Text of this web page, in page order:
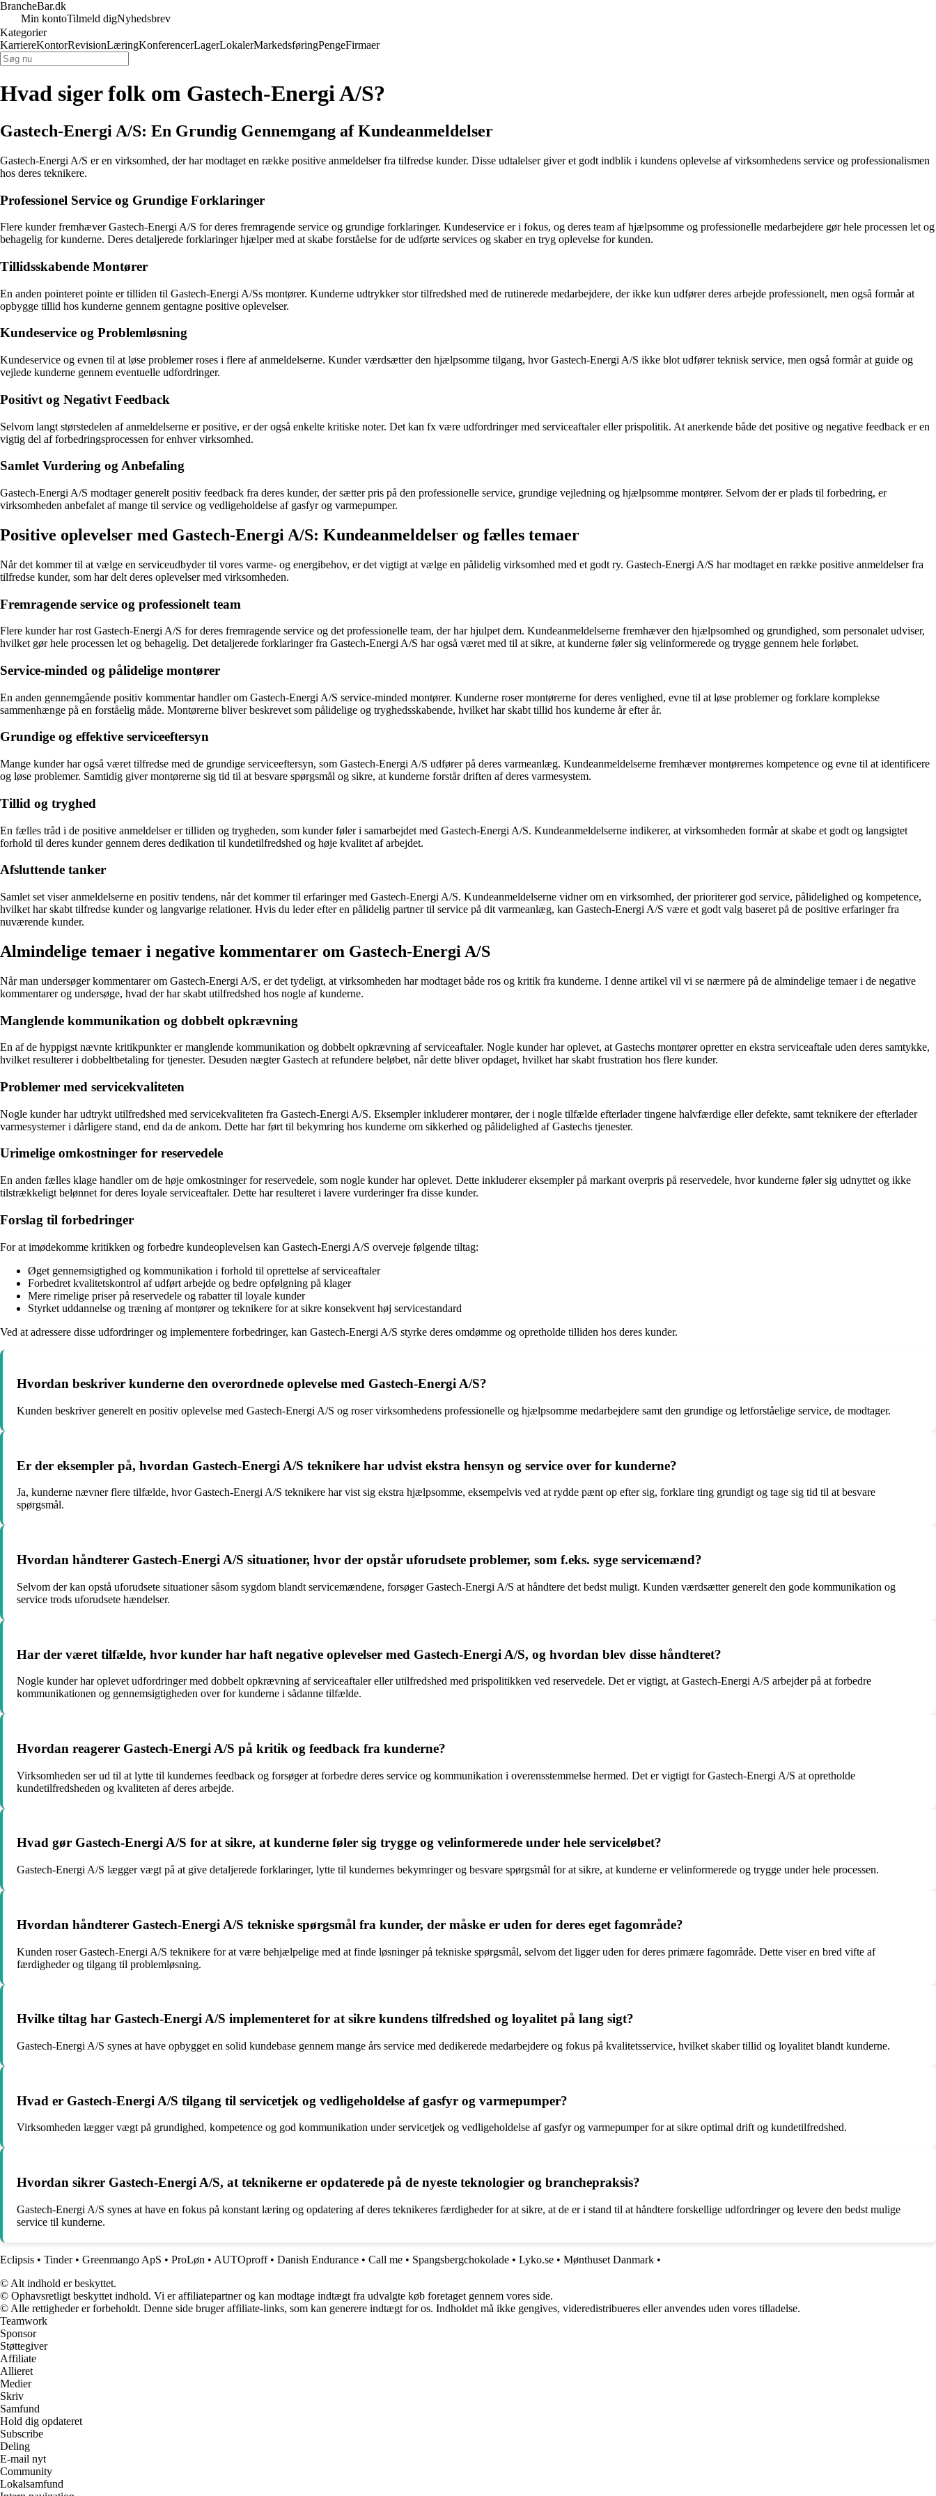
BrancheBar.dk
Min kontoTilmeld digNyhedsbrev
Kategorier
KarriereKontorRevisionLæringKonferencerLagerLokalerMarkedsføringPengeFirmaer
Hvad siger folk om Gastech-Energi A/S?
Gastech-Energi A/S: En Grundig Gennemgang af Kundeanmeldelser
Gastech-Energi A/S er en virksomhed, der har modtaget en række positive anmeldelser fra tilfredse kunder. Disse udtalelser giver et godt indblik i kundens oplevelse af virksomhedens service og professionalismen
hos deres teknikere.
Professionel Service og Grundige Forklaringer
Flere kunder fremhæver Gastech-Energi A/S for deres fremragende service og grundige forklaringer. Kundeservice er i fokus, og deres team af hjælpsomme og professionelle medarbejdere gør hele processen let og
behagelig for kunderne. Deres detaljerede forklaringer hjælper med at skabe forståelse for de udførte services og skaber en tryg oplevelse for kunden.
Tillidsskabende Montører
En anden pointeret pointe er tilliden til Gastech-Energi A/Ss montører. Kunderne udtrykker stor tilfredshed med de rutinerede medarbejdere, der ikke kun udfører deres arbejde professionelt, men også formår at
opbygge tillid hos kunderne gennem gentagne positive oplevelser.
Kundeservice og Problemløsning
Kundeservice og evnen til at løse problemer roses i flere af anmeldelserne. Kunder værdsætter den hjælpsomme tilgang, hvor Gastech-Energi A/S ikke blot udfører teknisk service, men også formår at guide og
vejlede kunderne gennem eventuelle udfordringer.
Positivt og Negativt Feedback
Selvom langt størstedelen af anmeldelserne er positive, er der også enkelte kritiske noter. Det kan fx være udfordringer med serviceaftaler eller prispolitik. At anerkende både det positive og negative feedback er en
vigtig del af forbedringsprocessen for enhver virksomhed.
Samlet Vurdering og Anbefaling
Gastech-Energi A/S modtager generelt positiv feedback fra deres kunder, der sætter pris på den professionelle service, grundige vejledning og hjælpsomme montører. Selvom der er plads til forbedring, er
virksomheden anbefalet af mange til service og vedligeholdelse af gasfyr og varmepumper.
Positive oplevelser med Gastech-Energi A/S: Kundeanmeldelser og fælles temaer
Når det kommer til at vælge en serviceudbyder til vores varme- og energibehov, er det vigtigt at vælge en pålidelig virksomhed med et godt ry. Gastech-Energi A/S har modtaget en række positive anmeldelser fra
tilfredse kunder, som har delt deres oplevelser med virksomheden.
Fremragende service og professionelt team
Flere kunder har rost Gastech-Energi A/S for deres fremragende service og det professionelle team, der har hjulpet dem. Kundeanmeldelserne fremhæver den hjælpsomhed og grundighed, som personalet udviser,
hvilket gør hele processen let og behagelig. Det detaljerede forklaringer fra Gastech-Energi A/S har også været med til at sikre, at kunderne føler sig velinformerede og trygge gennem hele forløbet.
Service-minded og pålidelige montører
En anden gennemgående positiv kommentar handler om Gastech-Energi A/S service-minded montører. Kunderne roser montørerne for deres venlighed, evne til at løse problemer og forklare komplekse
sammenhænge på en forståelig måde. Montørerne bliver beskrevet som pålidelige og tryghedsskabende, hvilket har skabt tillid hos kunderne år efter år.
Grundige og effektive serviceeftersyn
Mange kunder har også været tilfredse med de grundige serviceeftersyn, som Gastech-Energi A/S udfører på deres varmeanlæg. Kundeanmeldelserne fremhæver montørernes kompetence og evne til at identificere
og løse problemer. Samtidig giver montørerne sig tid til at besvare spørgsmål og sikre, at kunderne forstår driften af deres varmesystem.
Tillid og tryghed
En fælles tråd i de positive anmeldelser er tilliden og trygheden, som kunder føler i samarbejdet med Gastech-Energi A/S. Kundeanmeldelserne indikerer, at virksomheden formår at skabe et godt og langsigtet
forhold til deres kunder gennem deres dedikation til kundetilfredshed og høje kvalitet af arbejdet.
Afsluttende tanker
Samlet set viser anmeldelserne en positiv tendens, når det kommer til erfaringer med Gastech-Energi A/S. Kundeanmeldelserne vidner om en virksomhed, der prioriterer god service, pålidelighed og kompetence,
hvilket har skabt tilfredse kunder og langvarige relationer. Hvis du leder efter en pålidelig partner til service på dit varmeanlæg, kan Gastech-Energi A/S være et godt valg baseret på de positive erfaringer fra
nuværende kunder.
Almindelige temaer i negative kommentarer om Gastech-Energi A/S
Når man undersøger kommentarer om Gastech-Energi A/S, er det tydeligt, at virksomheden har modtaget både ros og kritik fra kunderne. I denne artikel vil vi se nærmere på de almindelige temaer i de negative
kommentarer og undersøge, hvad der har skabt utilfredshed hos nogle af kunderne.
Manglende kommunikation og dobbelt opkrævning
En af de hyppigst nævnte kritikpunkter er manglende kommunikation og dobbelt opkrævning af serviceaftaler. Nogle kunder har oplevet, at Gastechs montører opretter en ekstra serviceaftale uden deres samtykke,
hvilket resulterer i dobbeltbetaling for tjenester. Desuden nægter Gastech at refundere beløbet, når dette bliver opdaget, hvilket har skabt frustration hos flere kunder.
Problemer med servicekvaliteten
Nogle kunder har udtrykt utilfredshed med servicekvaliteten fra Gastech-Energi A/S. Eksempler inkluderer montører, der i nogle tilfælde efterlader tingene halvfærdige eller defekte, samt teknikere der efterlader
varmesystemer i dårligere stand, end da de ankom. Dette har ført til bekymring hos kunderne om sikkerhed og pålidelighed af Gastechs tjenester.
Urimelige omkostninger for reservedele
En anden fælles klage handler om de høje omkostninger for reservedele, som nogle kunder har oplevet. Dette inkluderer eksempler på markant overpris på reservedele, hvor kunderne føler sig udnyttet og ikke
tilstrækkeligt belønnet for deres loyale serviceaftaler. Dette har resulteret i lavere vurderinger fra disse kunder.
Forslag til forbedringer
For at imødekomme kritikken og forbedre kundeoplevelsen kan Gastech-Energi A/S overveje følgende tiltag:
Øget gennemsigtighed og kommunikation i forhold til oprettelse af serviceaftaler
Forbedret kvalitetskontrol af udført arbejde og bedre opfølgning på klager
Mere rimelige priser på reservedele og rabatter til loyale kunder
Styrket uddannelse og træning af montører og teknikere for at sikre konsekvent høj servicestandard
Ved at adressere disse udfordringer og implementere forbedringer, kan Gastech-Energi A/S styrke deres omdømme og opretholde tilliden hos deres kunder.
Hvordan beskriver kunderne den overordnede oplevelse med Gastech-Energi A/S?
Kunden beskriver generelt en positiv oplevelse med Gastech-Energi A/S og roser virksomhedens professionelle og hjælpsomme medarbejdere samt den grundige og letforståelige service, de modtager.
Er der eksempler på, hvordan Gastech-Energi A/S teknikere har udvist ekstra hensyn og service over for kunderne?
Ja, kunderne nævner flere tilfælde, hvor Gastech-Energi A/S teknikere har vist sig ekstra hjælpsomme, eksempelvis ved at rydde pænt op efter sig, forklare ting grundigt og tage sig tid til at besvare
spørgsmål.
Hvordan håndterer Gastech-Energi A/S situationer, hvor der opstår uforudsete problemer, som f.eks. syge servicemænd?
Selvom der kan opstå uforudsete situationer såsom sygdom blandt servicemændene, forsøger Gastech-Energi A/S at håndtere det bedst muligt. Kunden værdsætter generelt den gode kommunikation og
service trods uforudsete hændelser.
Har der været tilfælde, hvor kunder har haft negative oplevelser med Gastech-Energi A/S, og hvordan blev disse håndteret?
Nogle kunder har oplevet udfordringer med dobbelt opkrævning af serviceaftaler eller utilfredshed med prispolitikken ved reservedele. Det er vigtigt, at Gastech-Energi A/S arbejder på at forbedre
kommunikationen og gennemsigtigheden over for kunderne i sådanne tilfælde.
Hvordan reagerer Gastech-Energi A/S på kritik og feedback fra kunderne?
Virksomheden ser ud til at lytte til kundernes feedback og forsøger at forbedre deres service og kommunikation i overensstemmelse hermed. Det er vigtigt for Gastech-Energi A/S at opretholde
kundetilfredsheden og kvaliteten af deres arbejde.
Hvad gør Gastech-Energi A/S for at sikre, at kunderne føler sig trygge og velinformerede under hele serviceløbet?
Gastech-Energi A/S lægger vægt på at give detaljerede forklaringer, lytte til kundernes bekymringer og besvare spørgsmål for at sikre, at kunderne er velinformerede og trygge under hele processen.
Hvordan håndterer Gastech-Energi A/S tekniske spørgsmål fra kunder, der måske er uden for deres eget fagområde?
Kunden roser Gastech-Energi A/S teknikere for at være behjælpelige med at finde løsninger på tekniske spørgsmål, selvom det ligger uden for deres primære fagområde. Dette viser en bred vifte af
færdigheder og tilgang til problemløsning.
Hvilke tiltag har Gastech-Energi A/S implementeret for at sikre kundens tilfredshed og loyalitet på lang sigt?
Gastech-Energi A/S synes at have opbygget en solid kundebase gennem mange års service med dedikerede medarbejdere og fokus på kvalitetsservice, hvilket skaber tillid og loyalitet blandt kunderne.
Hvad er Gastech-Energi A/S tilgang til servicetjek og vedligeholdelse af gasfyr og varmepumper?
Virksomheden lægger vægt på grundighed, kompetence og god kommunikation under servicetjek og vedligeholdelse af gasfyr og varmepumper for at sikre optimal drift og kundetilfredshed.
Hvordan sikrer Gastech-Energi A/S, at teknikerne er opdaterede på de nyeste teknologier og branchepraksis?
Gastech-Energi A/S synes at have en fokus på konstant læring og opdatering af deres teknikeres færdigheder for at sikre, at de er i stand til at håndtere forskellige udfordringer og levere den bedst mulige
service til kunderne.
Eclipsis • Tinder• Greenmango ApS • ProLøn • AUTOproff• Danish Endurance • Call me • Spangsbergchokolade • Lyko.se • Mønthuset Danmark •
© Alt indhold er beskyttet.
© Ophavsretligt beskyttet indhold. Vi er affiliatepartner og kan modtage indtægt fra udvalgte køb foretaget gennem vores side.
© Alle rettigheder er forbeholdt. Denne side bruger affiliate-links, som kan generere indtægt for os. Indholdet må ikke gengives, videredistribueres eller anvendes uden vores tilladelse.
Teamwork
Sponsor
Støttegiver
Affiliate
Allieret
Medier
Skriv
Samfund
Hold dig opdateret
Subscribe
Deling
E-mail nyt
Community
Lokalsamfund